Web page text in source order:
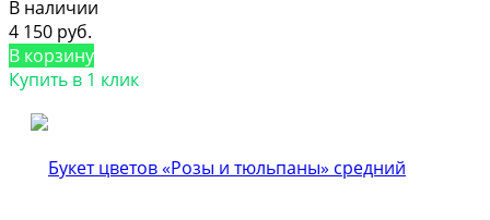
В наличии
4 150 руб.
В корзину
Купить в 1 клик